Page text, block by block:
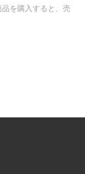
を購入すると、売